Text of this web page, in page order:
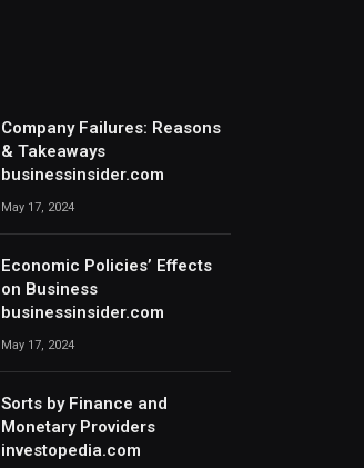
Company Failures: Reasons
& Takeaways
businessinsider.com
May 17, 2024
Economic Policies’ Effects
on Business
businessinsider.com
May 17, 2024
Sorts by Finance and
Monetary Providers
investopedia.com